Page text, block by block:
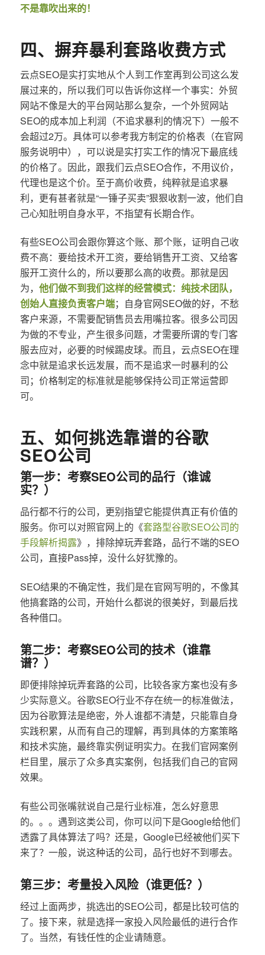
不是靠吹出来的！
四、摒弃暴利套路收费方式
云点SEO是实打实地从个人到工作室再到公司这么发
展过来的，所以我们可以告诉你这样一个事实：外贸
网站不像是大的平台网站那么复杂，一个外贸网站
SEO的成本加上利润（不追求暴利的情况下）一般不
会超过2万。具体可以参考我方制定的价格表（在官网
服务说明中），可以说是实打实工作的情况下最底线
的价格了。因此，跟我们云点SEO合作，不用议价，
代理也是这个价。至于高价收费，纯粹就是追求暴
利，更有甚者就是“一锤子买卖”狠狠收割一波，他们自
己心知肚明自身水平，不指望有长期合作。
有些SEO公司会跟你算这个账、那个账，证明自己收
费不高：要给技术开工资，要给销售开工资、又给客
服开工资什么的，所以要那么高的收费。那就是因
为， 他们做不到我们这样的经营模式：纯技术团队，
创始人直接负责客户端；自身官网SEO做的好，不愁
客户来源，不需要配销售员去用嘴拉客。很多公司因
为做的不专业，产生很多问题，才需要所谓的专门客
服去应对，必要的时候踢皮球。而且，云点SEO在理
念中就是追求长远发展，而不是追求一时暴利的公
司；价格制定的标准就是能够保持公司正常运营即
可。
五、如何挑选靠谱的谷歌
SEO公司
第一步：考察SEO公司的品行（谁诚
实？）
品行都不行的公司，更别指望它能提供真正有价值的
服务。你可以对照官网上的《套路型谷歌SEO公司的
手段解析揭露》，排除掉玩弄套路，品行不端的SEO
公司，直接Pass掉，没什么好犹豫的。
SEO结果的不确定性，我们是在官网写明的，不像其
他搞套路的公司，开始什么都说的很美好，到最后找
各种借口。
第二步：考察SEO公司的技术（谁靠
谱？）
即便排除掉玩弄套路的公司，比较各家方案也没有多
少实际意义。谷歌SEO行业不存在统一的标准做法，
因为谷歌算法是绝密，外人谁都不清楚，只能靠自身
实践积累，从而有自己的理解，再到具体的方案策略
和技术实施，最终靠实例证明实力。在我们官网案例
栏目里，展示了众多真实案例，包括我们自己的官网
效果。
有些公司张嘴就说自己是行业标准，怎么好意思
的。。。遇到这类公司，你可以问下是Google给他们
透露了具体算法了吗？还是，Google已经被他们买下
来了？一般，说这种话的公司，品行也好不到哪去。
第三步：考量投入风险（谁更低？）
经过上面两步，挑选出的SEO公司，都是比较可信的
了。接下来，就是选择一家投入风险最低的进行合作
了。当然，有钱任性的企业请随意。